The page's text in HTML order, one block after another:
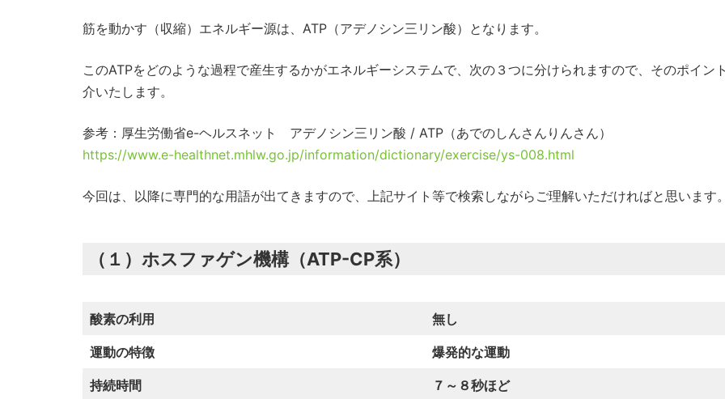
筋を動かす（収縮）エネルギー源は、ATP（アデノシン三リン酸）となります。
このATPをどのような過程で産生するかがエネルギーシステムで、次の３つに分けられますので、そのポイン
介いたします。
参考：厚生労働省e-ヘルスネット アデノシン三リン酸 / ATP（あでのしんさんりんさん）
https://www.e-healthnet.mhlw.go.jp/information/dictionary/exercise/ys-008.html
今回は、以降に専門的な用語が出てきますので、上記サイト等で検索しながらご理解いただければと思います
（１）ホスファゲン機構（ATP-CP系）
酸素の利用 無し
運動の特徴 爆発的な運動
持続時間 ７～８秒ほど